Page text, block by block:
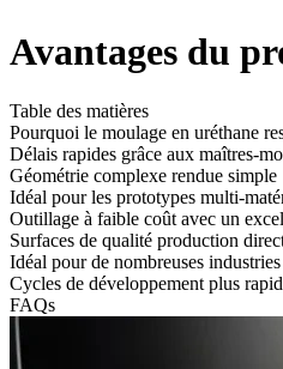
Avantages du
Table des matières
Pourquoi le moulage en uréthane
Délais rapides grâce aux maîtres-
Géométrie complexe rendue simple
Idéal pour les prototypes multi-
Outillage à faible coût avec un
Surfaces de qualité production
Idéal pour de nombreuses
Cycles de développement plus
FAQs